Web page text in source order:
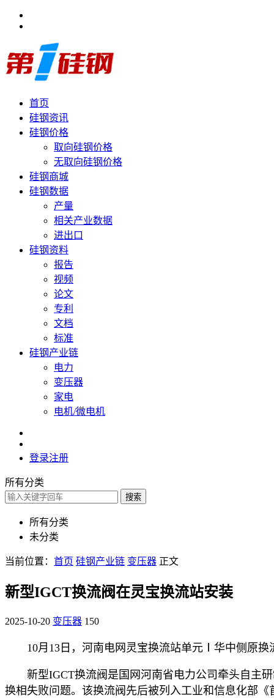
首页
硅钢资讯
硅钢价格
取向硅钢价格
无取向硅钢价格
硅钢商城
硅钢数据
产量
相关产业数据
进出口
硅钢资料
报告
视频
论文
专利
文档
标准
硅钢产业链
电力
变压器
家电
电机/微电机
登录注册
所有分类
搜索
所有分类
未分类
当前位置： 首页 硅钢产业链 变压器 正文
新型IGCT换流阀在灵宝换流站安装
2025-10-20 变压器 150
10月13日，河南电网灵宝换流站单元Ⅰ华中侧原
新型IGCT换流阀是国网河南省电力公司牵头自主
换相失败问题。该换流阀先后被列入工业和信息化部